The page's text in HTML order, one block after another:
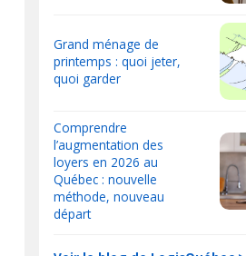
Grand ménage de
printemps : quoi jeter,
quoi garder
Comprendre
l’augmentation des
loyers en 2026 au
Québec : nouvelle
méthode, nouveau
départ